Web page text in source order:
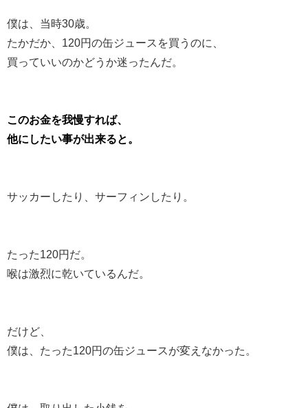
僕は、当時30歳。
たかだか、120円の缶ジュースを買うのに、
買っていいのかどうか迷ったんだ。
このお金を我慢すれば、
他にしたい事が出来ると。
サッカーしたり、サーフィンしたり。
たった120円だ。
喉は激烈に乾いているんだ。
だけど、
僕は、たった120円の缶ジュースが変えなかった。